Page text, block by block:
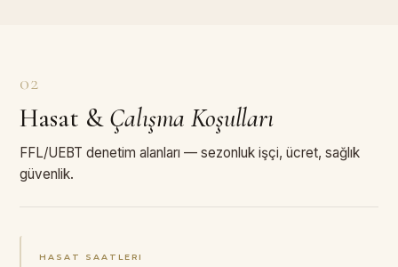
02
Hasat & Çalışma Koşulları
FFL/UEBT denetim alanları — sezonluk işçi, ücret, sağlık
güvenlik.
HASAT SAATLERI